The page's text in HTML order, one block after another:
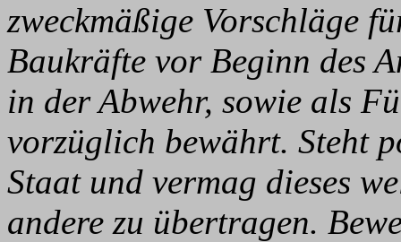
zweckmäßige Vorschläge
Baukräfte vor Beginn des
in der Abwehr, sowie als
vorzüglich bewährt. Steht
Staat und vermag dieses
andere zu übertragen.